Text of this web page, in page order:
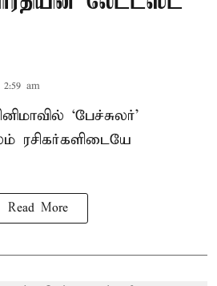
am
‘பேச்சுலர்’
ரசிகர்களிடையே
Read More